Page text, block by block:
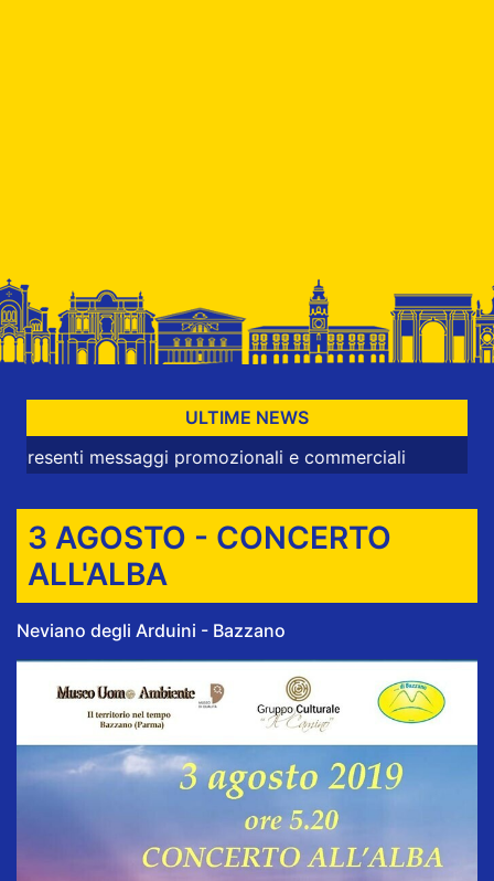
ULTIME NEWS
messaggi promozionali e commerciali
3 AGOSTO - CONCERTO
ALL'ALBA
Neviano degli Arduini - Bazzano